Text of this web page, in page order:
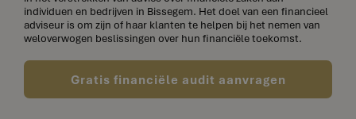
individuen en bedrijven in Bissegem. Het doel van een financieel
adviseur is om zijn of haar klanten te helpen bij het nemen van
weloverwogen beslissingen over hun financiële toekomst.
Gratis financiële audit aanvragen